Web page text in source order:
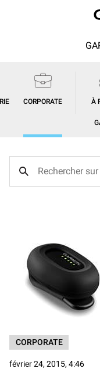
CORPORATE
À
CORPORATE
février 24, 2015, 4:46